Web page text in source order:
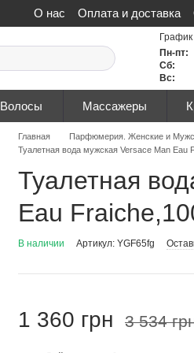
О нас Оплата и доставка
Политика
Пн-пт:
Сб:
Вс:
Волосы Массажеры
Главная Парфюмерия. Женские и
Туалетная вода мужская Versace Man Eau
Туалетная
Eau
В наличии Артикул: YGF65fg
1 360 грн 3 534